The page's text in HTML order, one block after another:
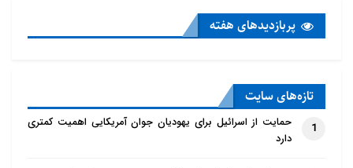
پربازدید‌های هفته
تازه‌‌های سایت
1
حمایت از اسرائیل برای یهودیان جوان آمریکایی اهمیت کمتری
دارد